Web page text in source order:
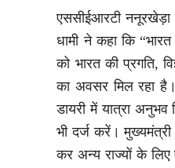
एससीईआरटी ननूरखेड़ा
धामी ने कहा कि
को भारत की प्रगति,
का अवसर मिल रहा
डायरी में यात्रा
भी दर्ज करें।
कर अन्य राज्यों के